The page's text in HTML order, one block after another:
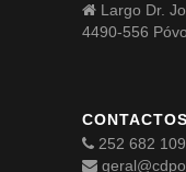
Largo Dr.
4490-556
CONTACTOS
252 682